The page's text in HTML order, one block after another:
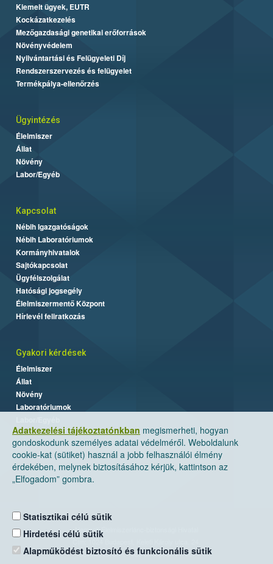
Adatkezelési tájékoztatónkban megismerheti, hogyan
gondoskodunk személyes adatai védelméről. Weboldalunk
cookie-kat (sütiket) használ a jobb felhasználói élmény
érdekében, melynek biztosításához kérjük, kattintson az
„Elfogadom” gombra.
Statisztikai célú sütik
Hirdetési célú sütik
Alapműködést biztosító és funkcionális sütik
Kiemelt ügyek, EUTR
Kockázatkezelés
Mezőgazdasági genetikai erőforrások
Növényvédelem
Nyilvántartási és Felügyeleti Díj
Rendszerszervezés és felügyelet
Termékpálya-ellenőrzés
Ügyintézés
Élelmiszer
Állat
Növény
Labor/Egyéb
Kapcsolat
Nébih Igazgatóságok
Nébih Laboratóriumok
Kormányhivatalok
Sajtókapcsolat
Ügyfélszolgálat
Hatósági jogsegély
Élelmiszermentő Központ
Hírlevél feliratkozás
Gyakori kérdések
Élelmiszer
Állat
Növény
Laboratóriumok
Nemzeti Élelmiszerlánc-biztonsági Hivatal
Levelezési cím: 1525 Budapest. Pf. 30.